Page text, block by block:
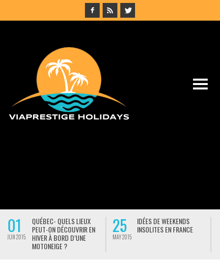
01
JUN 2015
QUÉBEC- QUELS LIEUX
PEUT-ON DÉCOUVRIR EN
HIVER À BORD D’UNE
MOTONEIGE ?
25
MAY 2015
IDÉES DE WEEKENDS
INSOLITES EN FRANCE